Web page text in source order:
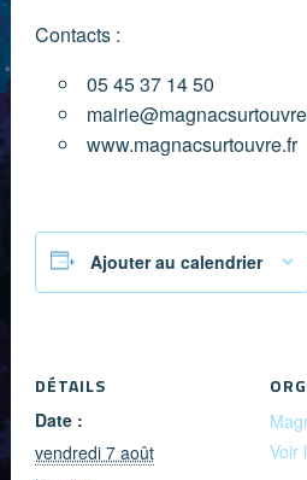
Contacts :
05 45 37 14 50
www.magnacsurtouvre.fr
Ajouter au calendrier
DÉTAILS
Date :
vendredi 7 août
Voir